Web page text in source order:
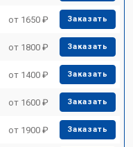
от 1650 ₽ Заказать
от 1800 ₽ Заказать
от 1400 ₽ Заказать
от 1600 ₽ Заказать
от 1900 ₽ Заказать